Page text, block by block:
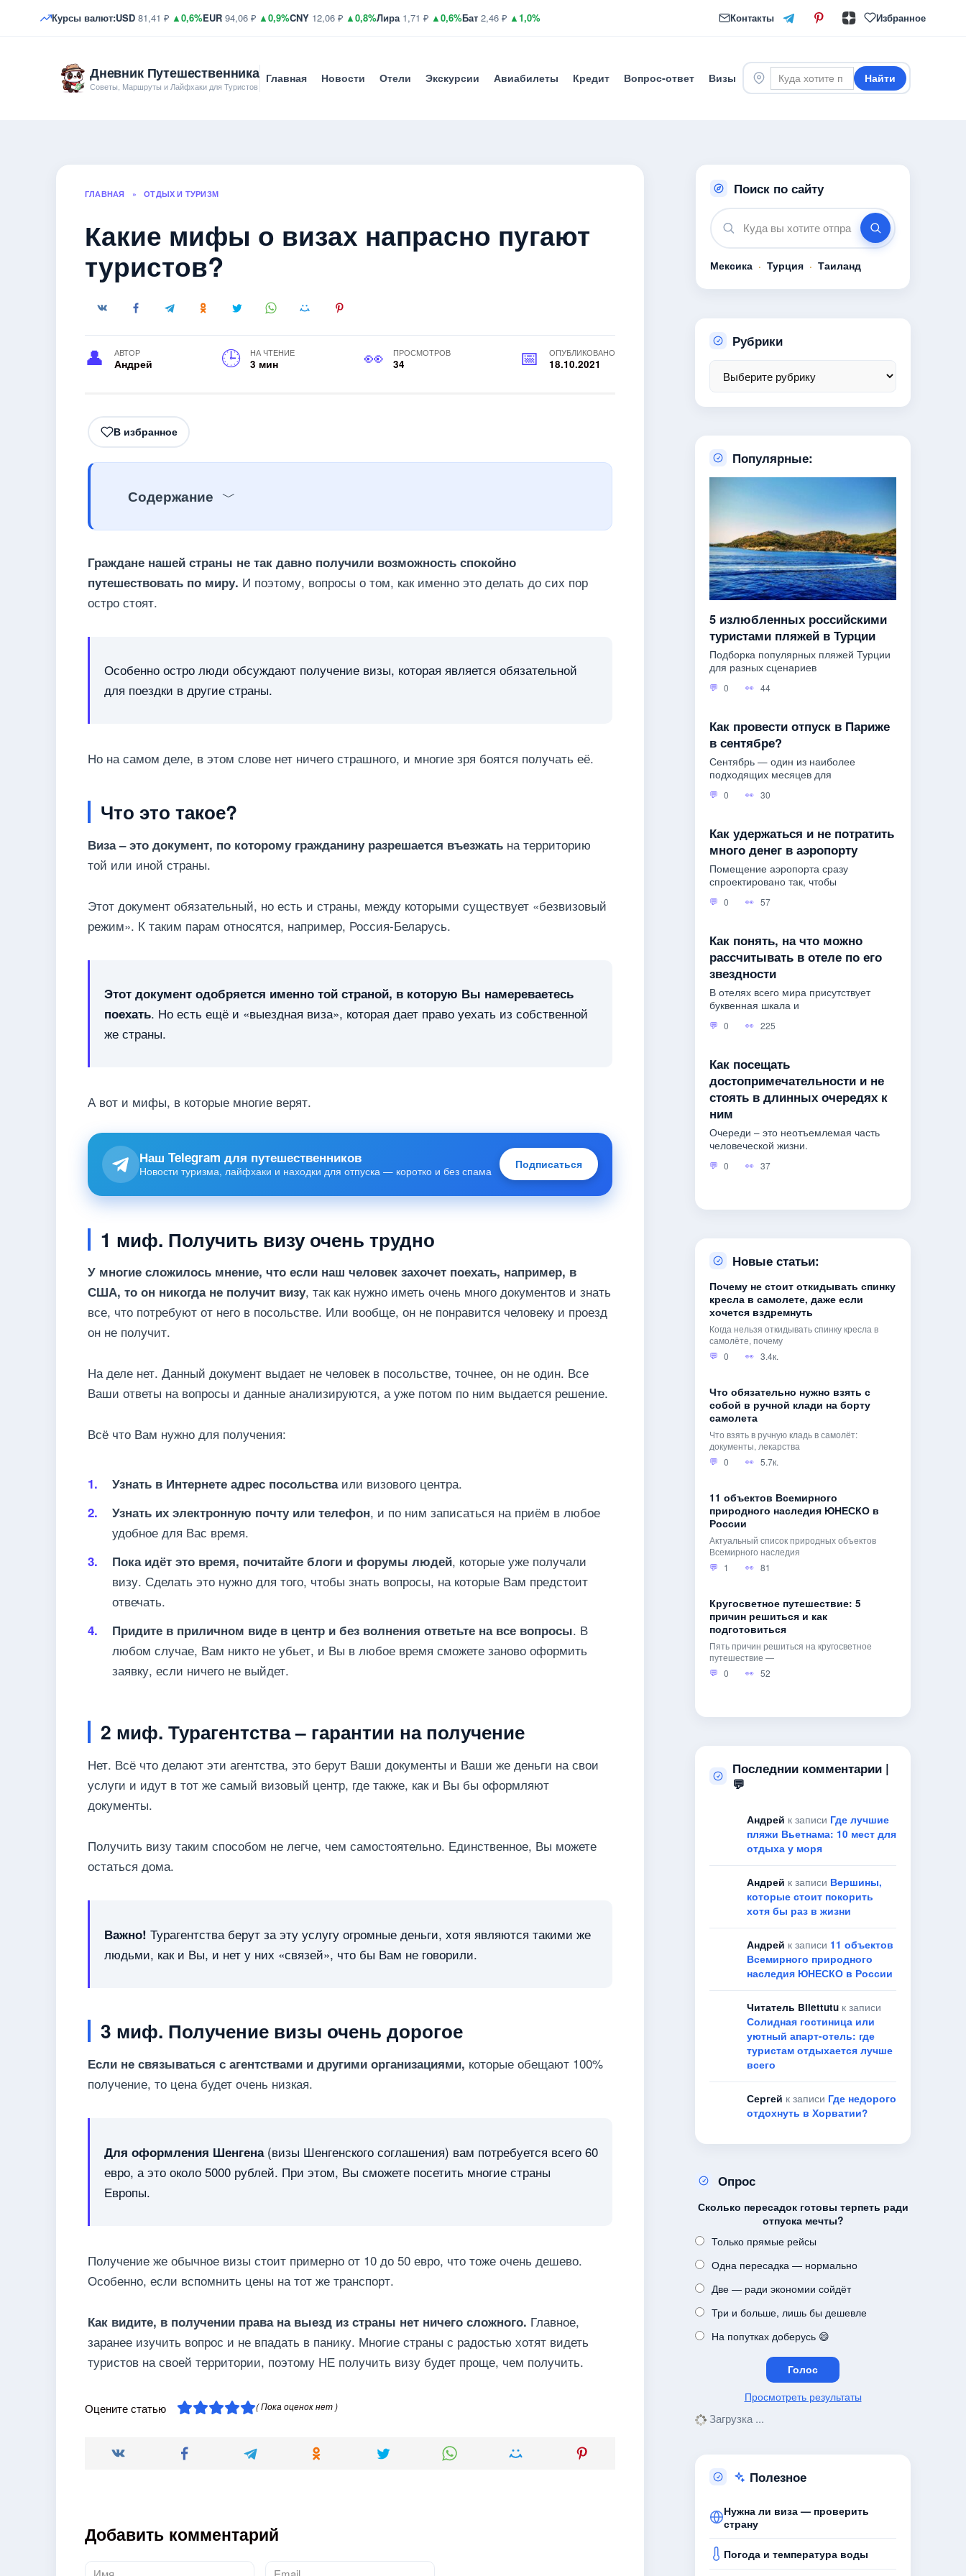
Курсы валют:USD 81,41 ₽ ▲0,6%EUR 94,06 ₽ ▲0,9%CNY 12,06 ₽ ▲0,8%Лира1,71 ₽ ▲0,6%Бат 2,46 ₽ ▲1,0% Контакты Избранное
Дневник Путешественника
Советы, Маршруты и Лайфхаки для Туристов
Главная Новости Отели Экскурсии Авиабилеты Кредит Вопрос-ответ Визы Найти
ГЛАВНАЯ » ОТДЫХ И ТУРИЗМ
Какие мифы о визах напрасно пугают
туристов?
АВТОР
Андрей
НА ЧТЕНИЕ
3 мин
ПРОСМОТРОВ
34
ОПУБЛИКОВАНО
18.10.2021
В избранное
Содержание
Граждане нашей страны не так давно получили возможность спокойно
путешествовать по миру. И поэтому, вопросы о том, как именно это делать до сих пор
остро стоят.
Особенно остро люди обсуждают получение визы, которая является обязательной
для поездки в другие страны.
Но на самом деле, в этом слове нет ничего страшного, и многие зря боятся получать её.
Что это такое?
Виза – это документ, по которому гражданину разрешается въезжать на территорию
той или иной страны.
Этот документ обязательный, но есть и страны, между которыми существует «безвизовый
режим». К таким парам относятся, например, Россия-Беларусь.
Этот документ одобряется именно той страной, в которую Вы намереваетесь
поехать. Но есть ещё и «выездная виза», которая дает право уехать из собственной
же страны.
А вот и мифы, в которые многие верят.
Наш Telegram для путешественников
Новости туризма, лайфхаки и находки для отпуска — коротко и без спама
Подписаться
1 миф. Получить визу очень трудно
У многие сложилось мнение, что если наш человек захочет поехать, например, в
США, то он никогда не получит визу, так как нужно иметь очень много документов и знать
все, что потребуют от него в посольстве. Или вообще, он не понравится человеку и проезд
он не получит.
На деле нет. Данный документ выдает не человек в посольстве, точнее, он не один. Все
Ваши ответы на вопросы и данные анализируются, а уже потом по ним выдается решение.
Всё что Вам нужно для получения:
Узнать в Интернете адрес посольстваили визового центра.
Узнать их электронную почту или телефон, и по ним записаться на приём в любое
удобное для Вас время.
Пока идёт это время, почитайте блоги и форумы людей, которые уже получали
визу. Сделать это нужно для того, чтобы знать вопросы, на которые Вам предстоит
отвечать.
Придите в приличном виде в центр и без волнения ответьте на все вопросы. В
любом случае, Вам никто не убьет, и Вы в любое время сможете заново оформить
заявку, если ничего не выйдет.
2 миф. Турагентства – гарантии на получение
Нет. Всё что делают эти агентства, это берут Ваши документы и Ваши же деньги на свои
услуги и идут в тот же самый визовый центр, где также, как и Вы бы оформляют
документы.
Получить визу таким способом не легче, чем самостоятельно. Единственное, Вы можете
остаться дома.
Важно! Турагентства берут за эту услугу огромные деньги, хотя являются такими же
людьми, как и Вы, и нет у них «связей», что бы Вам не говорили.
3 миф. Получение визы очень дорогое
Если не связываться с агентствами и другими организациями, которые обещают 100%
получение, то цена будет очень низкая.
Для оформления Шенгена(визы Шенгенского соглашения) вам потребуется всего 60
евро, а это около 5000 рублей. При этом, Вы сможете посетить многие страны
Европы.
Получение же обычное визы стоит примерно от 10 до 50 евро, что тоже очень дешево.
Особенно, если вспомнить цены на тот же транспорт.
Как видите, в получении права на выезд из страны нет ничего сложного. Главное,
заранее изучить вопрос и не впадать в панику. Многие страны с радостью хотят видеть
туристов на своей территории, поэтому НЕ получить визу будет проще, чем получить.
Оцените статью ( Пока оценок нет )
Добавить комментарий
Имя
Email
Поиск по сайту
Мексика · Турция · Таиланд
Рубрики
Популярные:
5 излюбленных российскими
туристами пляжей в Турции
Подборка популярных пляжей Турции
для разных сценариев
0 44
Как провести отпуск в Париже
в сентябре?
Сентябрь — один из наиболее
подходящих месяцев для
0 30
Как удержаться и не потратить
много денег в аэропорту
Помещение аэропорта сразу
спроектировано так, чтобы
0 57
Как понять, на что можно
рассчитывать в отеле по его
звездности
В отелях всего мира присутствует
буквенная шкала и
0 225
Как посещать
достопримечательности и не
стоять в длинных очередях к
ним
Очереди – это неотъемлемая часть
человеческой жизни.
0 37
Новые статьи:
Почему не стоит откидывать спинку
кресла в самолете, даже если
хочется вздремнуть
Когда нельзя откидывать спинку кресла в
самолёте, почему
0
3.4к.
Что обязательно нужно взять с
собой в ручной клади на борту
самолета
Что взять в ручную кладь в самолёт:
документы, лекарства
0
5.7к.
11 объектов Всемирного
природного наследия ЮНЕСКО в
России
Актуальный список природных объектов
Всемирного наследия
1
81
Кругосветное путешествие: 5
причин решиться и как
подготовиться
Пять причин решиться на кругосветное
путешествие —
0
52
Последнии комментарии |
💬
Андрей к записи Где лучшие
пляжи Вьетнама: 10 мест для
отдыха у моря
Андрей к записи Вершины,
которые стоит покорить
хотя бы раз в жизни
Андрей к записи 11 объектов
Всемирного природного
наследия ЮНЕСКО в России
Читатель Bilettutu к записи
Солидная гостиница или
уютный апарт-отель: где
туристам отдыхается лучше
всего
Сергей к записи Где недорого
отдохнуть в Хорватии?
Опрос
Сколько пересадок готовы терпеть ради
отпуска мечты?
Только прямые рейсы
Одна пересадка — нормально
Две — ради экономии сойдёт
Три и больше, лишь бы дешевле
На попутках доберусь 😄
Просмотреть результаты
Загрузка ...
Полезное
Нужна ли виза — проверить
страну
Погода и температура воды